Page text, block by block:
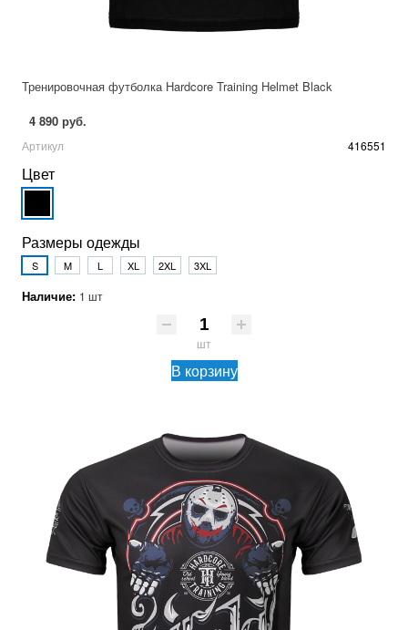
Тренировочная футболка Hardcore Training Helmet Black
4 890 руб.
Артикул 416551
Цвет
Размеры одежды
S M L XL 2XL 3XL
Наличие: 1 шт
шт
В корзину